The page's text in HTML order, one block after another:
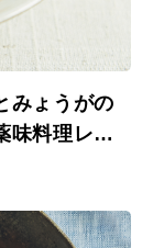
みょうがの
味料理レシ